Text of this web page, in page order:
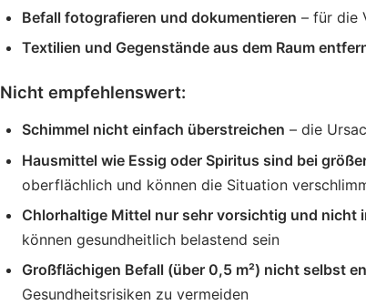
Befall fotografieren und dokumentieren – für die
Textilien und Gegenstände aus dem Raum
Nicht empfehlenswert:
Schimmel nicht einfach überstreichen – die
Hausmittel wie Essig oder Spiritus sind bei
oberflächlich und können die Situation
Chlorhaltige Mittel nur sehr vorsichtig und nicht
können gesundheitlich belastend sein
Großflächigen Befall (über 0,5 m²) nicht selbst
Gesundheitsrisiken zu vermeiden